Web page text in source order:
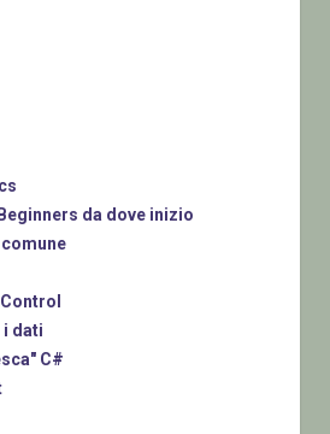
da dove inizio
i dati
C#